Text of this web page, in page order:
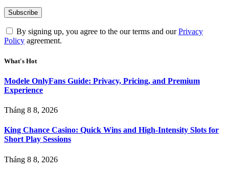
By signing up, you agree to the our terms and ourPrivacy
Policy agreement.
What's Hot
Modele OnlyFans Guide: Privacy, Pricing, and Premium
Experience
Tháng 8 8, 2026
King Chance Casino: Quick Wins and High-Intensity Slots for
Short Play Sessions
Tháng 8 8, 2026